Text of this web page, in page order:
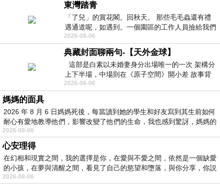
東灣踏青
「了兒」的賞花閣。回秋天。 那些毛毛蟲還有禮
遇通道呢，如遇到。一個園區的工作人員撿給我們
細賞。
2026-08-06
典藏封面聊兩句-【天外金球】
這部是白素以未婚妻身分出場唯一的一次 架構分
上下半場，中場則在《原子空間》開小差 故事背
景影射西藏境外流亡 地下組織
2026-08-06
媽媽的面具
2026 年 8 月 6 日媽媽死後，每當讀到她的學生和好友寫到其生前如何
耐心有愛地教導他們，影響改變了他們的生命，我也感到驚訝，媽媽的
2026-08-06
心安理得
在幻相和現實之間，我的選擇是你，在愛與不愛之間，依然是一個缺愛
的小孩，在夢與清醒之間，看見了自己的慾望和墮落，與你分享，你説
2026-08-06